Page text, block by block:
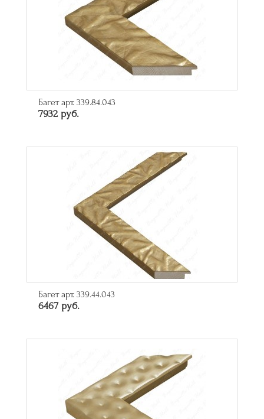
Багет арт. 339.84.043
7932 руб.
Багет арт. 339.44.043
6467 руб.